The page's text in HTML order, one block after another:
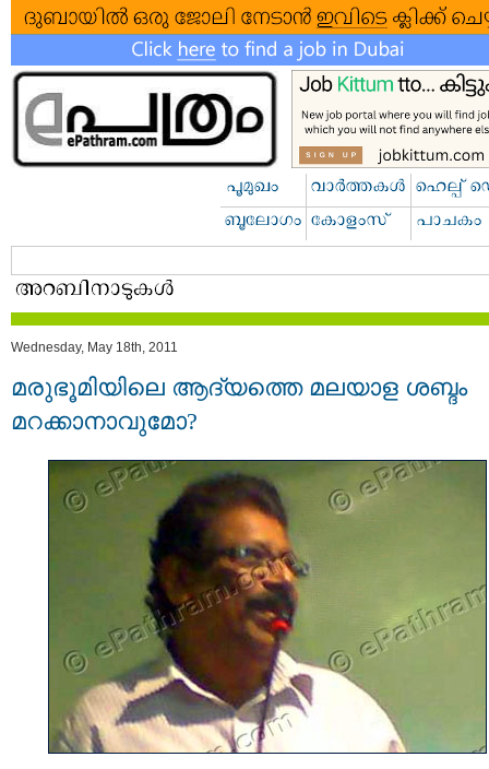
Wednesday, May 18th, 2011
മരുഭൂമിയിലെ ആദ്യത്തെ മലയാള ശബ്ദം
മറക്കാനാവുമോ?